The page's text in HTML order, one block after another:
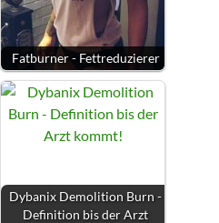
Fatburner - Fettreduzierer
Dybanix Demolition Burn -
Definition bis der Arzt